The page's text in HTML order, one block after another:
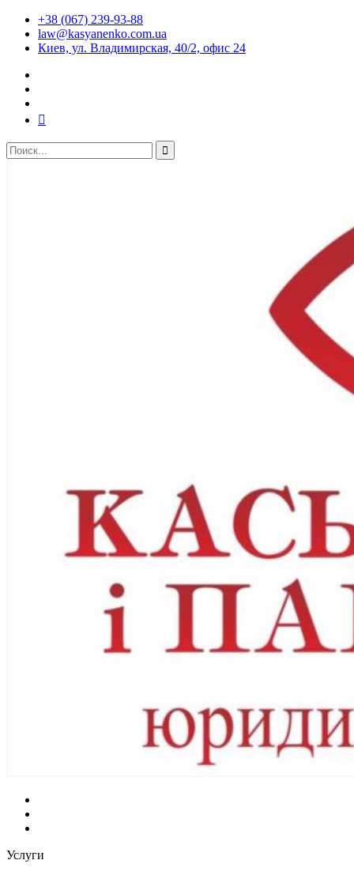
+38 (067) 239-93-88
law@kasyanenko.com.ua
Киев, ул. Владимирская, 40/2, офис 24
Услуги